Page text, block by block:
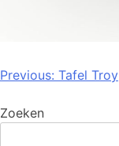
Previous: Tafel Troy
Zoeken